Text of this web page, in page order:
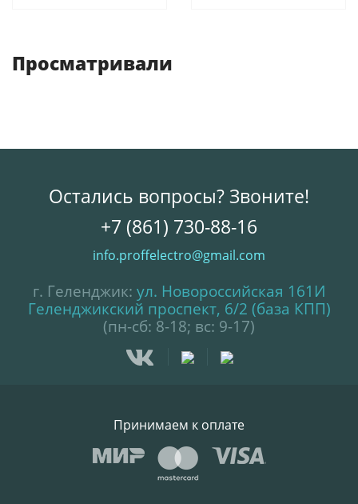
Просматривали
Остались вопросы? Звоните!
+7 (861) 730-88-16
info.proffelectro@gmail.com
г. Геленджик: ул. Новороссийская 161И
Геленджикский проспект, 6/2 (база КПП)
(пн-сб: 8-18; вс: 9-17)
Принимаем к оплате